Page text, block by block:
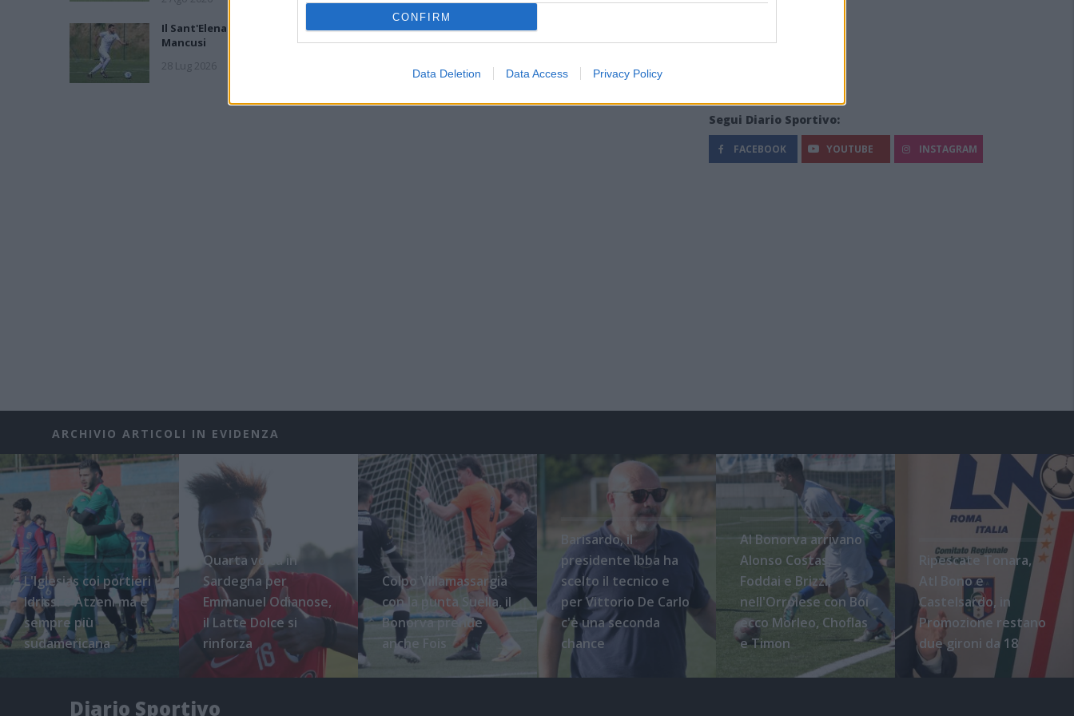
CONFIRM
Data Deletion Data Access Privacy Policy
Il Sant'Elena si riprende il difensore
Mancusi
28 Lug 2026
Al Castiadas tornano Caboni e Melis,
l'Uta Calcio prende anche Atzori e
25 Lug 2026
Segui Diario Sportivo:
FACEBOOK YOUTUBE INSTAGRAM
ARCHIVIO ARTICOLI IN EVIDENZA
L'Iglesias coi portieri
Idrissi e Atzeni ma è
sempre più
sudamericana
Quarta volta in
Sardegna per
Emmanuel Odianose,
il Latte Dolce si
rinforza
Colpo Villamassargia
con la punta Suella, il
Bonorva prende
anche Fois
Barisardo, il
presidente Ibba ha
scelto il tecnico e
per Vittorio De Carlo
c'è una seconda
chance
Al Bonorva arrivano
Alonso Costas,
Foddai e Brizzi,
nell'Orrolese con Boi
ecco Morleo, Choflas
e Timon
Ripescate Tonara,
Atl Bono e
Castelsardo, in
Promozione restano
due gironi da 18
Diario Sportivo